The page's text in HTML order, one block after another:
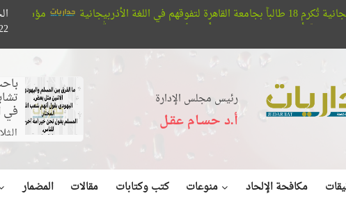
مؤسسة أبو حته تدعم
حيتان الأوركا تُعلن عن بديع صنع الله في البحر (فيديو)
22
رئيس مجلس الإدارة
أ.د حسـام عقـل في
الثلاثاء
مكافحة الإلحاد منوعات كتب وكتابات مقالات المضمار